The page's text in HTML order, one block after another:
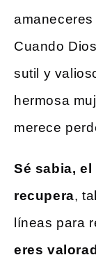
Cuando
sutil y
hermosa
merece
Sé sabia,
recupera,
líneas para
eres